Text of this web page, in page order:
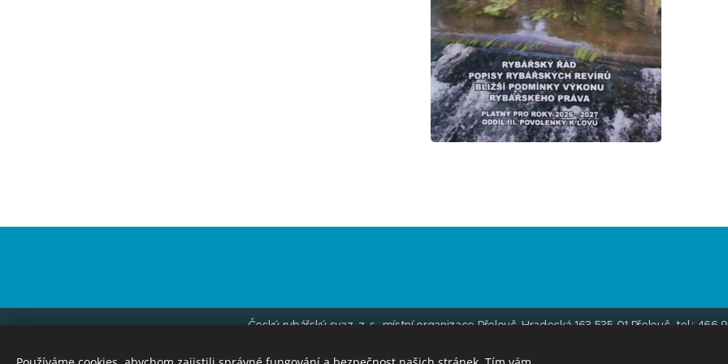
Český rybářský svaz, z. s., místní organizace Přelouč, Hradecká 163 535 01 Přelouč tel.: 466